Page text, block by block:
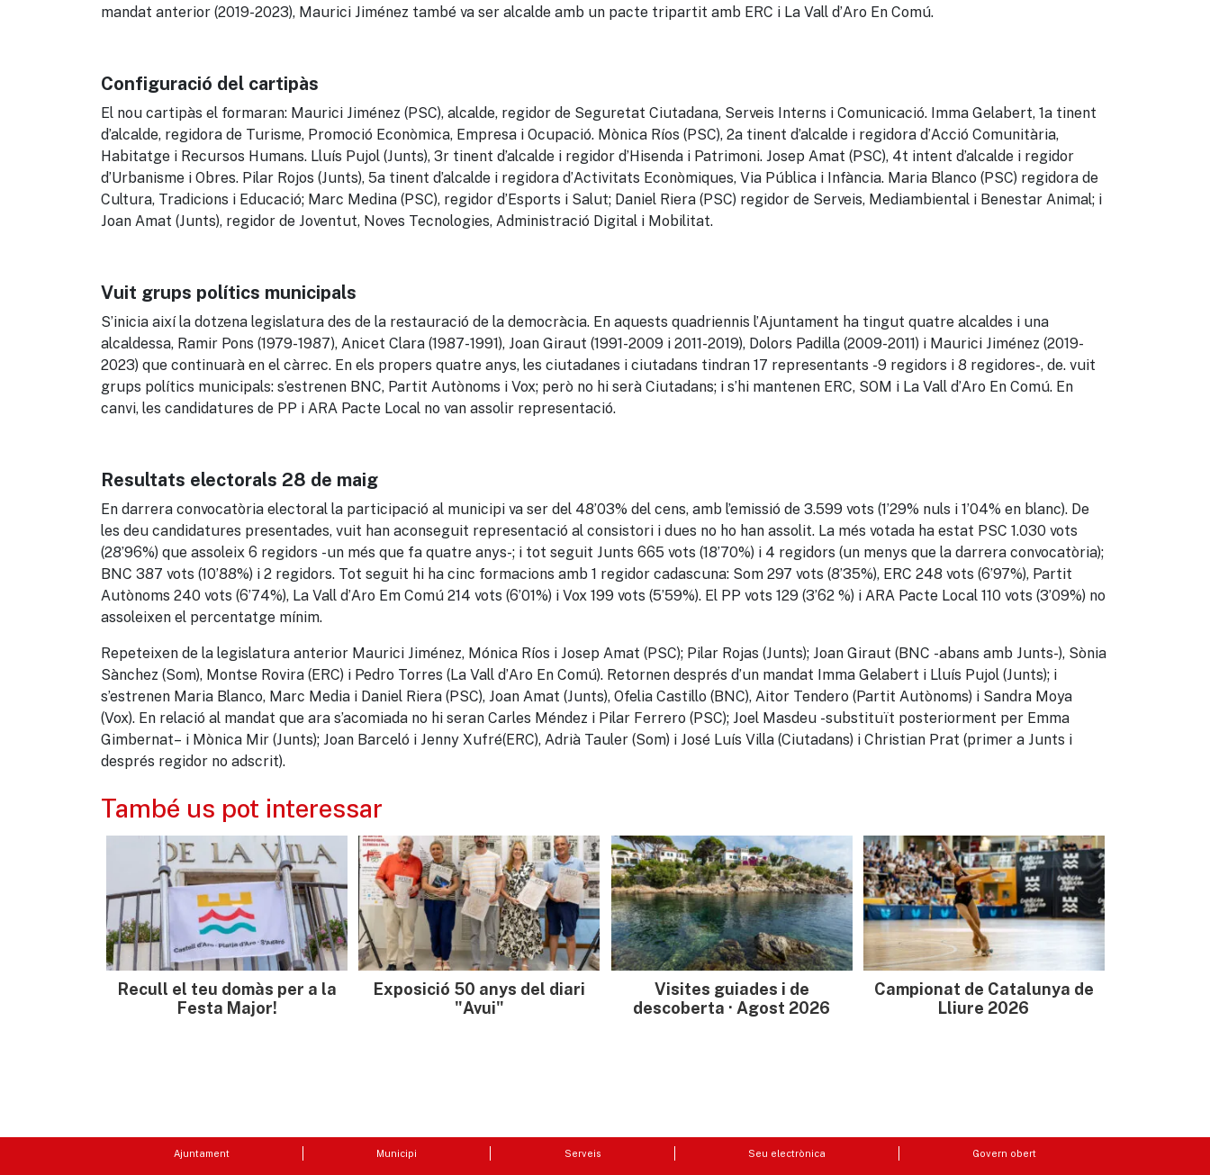
mandat anterior (2019-2023), Maurici Jiménez també va ser alcalde amb un pacte tripartit amb ERC i La Vall d’Aro En Comú.
Configuració del cartipàs
El nou cartipàs el formaran: Maurici Jiménez (PSC), alcalde, regidor de Seguretat Ciutadana, Serveis Interns i Comunicació. Imma Gelabert, 1a tinent
d’alcalde, regidora de Turisme, Promoció Econòmica, Empresa i Ocupació. Mònica Ríos (PSC), 2a tinent d’alcalde i regidora d’Acció Comunitària,
Habitatge i Recursos Humans. Lluís Pujol (Junts), 3r tinent d’alcalde i regidor d’Hisenda i Patrimoni. Josep Amat (PSC), 4t intent d’alcalde i regidor
d’Urbanisme i Obres. Pilar Rojos (Junts), 5a tinent d’alcalde i regidora d’Activitats Econòmiques, Via Pública i Infància. Maria Blanco (PSC) regidora de
Cultura, Tradicions i Educació; Marc Medina (PSC), regidor d’Esports i Salut; Daniel Riera (PSC) regidor de Serveis, Mediambiental i Benestar Animal; i
Joan Amat (Junts), regidor de Joventut, Noves Tecnologies, Administració Digital i Mobilitat.
Vuit grups polítics municipals
S’inicia així la dotzena legislatura des de la restauració de la democràcia. En aquests quadriennis l’Ajuntament ha tingut quatre alcaldes i una
alcaldessa, Ramir Pons (1979-1987), Anicet Clara (1987-1991), Joan Giraut (1991-2009 i 2011-2019), Dolors Padilla (2009-2011) i Maurici Jiménez (2019-
2023) que continuarà en el càrrec. En els propers quatre anys, les ciutadanes i ciutadans tindran 17 representants -9 regidors i 8 regidores-, de. vuit
grups polítics municipals: s’estrenen BNC, Partit Autònoms i Vox; però no hi serà Ciutadans; i s’hi mantenen ERC, SOM i La Vall d’Aro En Comú. En
canvi, les candidatures de PP i ARA Pacte Local no van assolir representació.
Resultats electorals 28 de maig
En darrera convocatòria electoral la participació al municipi va ser del 48’03% del cens, amb l’emissió de 3.599 vots (1’29% nuls i 1’04% en blanc). De
les deu candidatures presentades, vuit han aconseguit representació al consistori i dues no ho han assolit. La més votada ha estat PSC 1.030 vots
(28’96%) que assoleix 6 regidors -un més que fa quatre anys-; i tot seguit Junts 665 vots (18’70%) i 4 regidors (un menys que la darrera convocatòria);
BNC 387 vots (10’88%) i 2 regidors. Tot seguit hi ha cinc formacions amb 1 regidor cadascuna: Som 297 vots (8’35%), ERC 248 vots (6’97%), Partit
Autònoms 240 vots (6’74%), La Vall d’Aro Em Comú 214 vots (6’01%) i Vox 199 vots (5’59%). El PP vots 129 (3’62 %) i ARA Pacte Local 110 vots (3’09%) no
assoleixen el percentatge mínim.
Repeteixen de la legislatura anterior Maurici Jiménez, Mónica Ríos i Josep Amat (PSC); Pilar Rojas (Junts); Joan Giraut (BNC -abans amb Junts-), Sònia
Sànchez (Som), Montse Rovira (ERC) i Pedro Torres (La Vall d’Aro En Comú). Retornen després d’un mandat Imma Gelabert i Lluís Pujol (Junts); i
s’estrenen Maria Blanco, Marc Media i Daniel Riera (PSC), Joan Amat (Junts), Ofelia Castillo (BNC), Aitor Tendero (Partit Autònoms) i Sandra Moya
(Vox). En relació al mandat que ara s’acomiada no hi seran Carles Méndez i Pilar Ferrero (PSC); Joel Masdeu -substituït posteriorment per Emma
Gimbernat– i Mònica Mir (Junts); Joan Barceló i Jenny Xufré(ERC), Adrià Tauler (Som) i José Luís Villa (Ciutadans) i Christian Prat (primer a Junts i
després regidor no adscrit).
També us pot interessar
Recull el teu domàs per a la
Festa Major!
Exposició 50 anys del diari
"Avui"
Visites guiades i de
descoberta · Agost 2026
Campionat de Catalunya de
Lliure 2026
Ajuntament Municipi Serveis Seu electrònica Govern obert